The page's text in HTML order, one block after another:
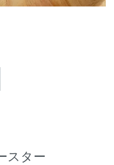
スター